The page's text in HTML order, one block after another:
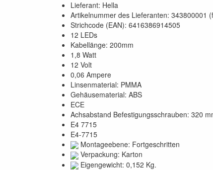
Lieferant: Hella
Artikelnummer des Lieferanten: 343800001
Strichcode (EAN): 6416386914505
12 LEDs
Kabellänge: 200mm
1,8 Watt
12 Volt
0,06 Ampere
Linsenmaterial: PMMA
Gehäusematerial: ABS
ECE
Achsabstand Befestigungsschrauben: 320
E4 7715
E4-7715
Montageebene: Fortgeschritten
Verpackung: Karton
Eigengewicht: 0,152 Kg.